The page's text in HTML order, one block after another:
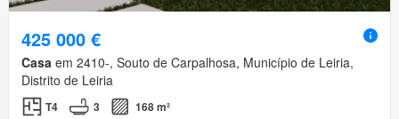
425 000 €
Casa em 2410-, Souto de Carpalhosa, Município de Leiria,
Distrito de Leiria
T4 3
168 m²